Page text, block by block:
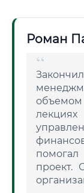
Роман
проект.